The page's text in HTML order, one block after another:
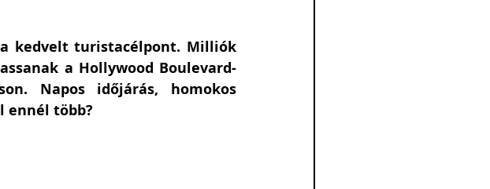
kedvelt turistacélpont. Milliók
a Hollywood Boulevard-
Napos időjárás, homokos
ennél több?